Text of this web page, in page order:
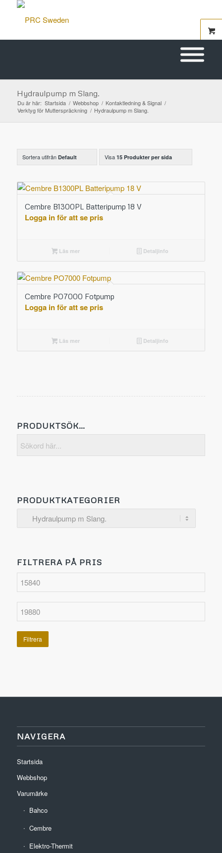
Hydraulpump m Slang.
Du är här: Startsida / Webbshop / Kontaktledning & Signal /
Verktyg för Mutterspräckning / Hydraulpump m Slang.
Sortera utifrån Default Visa 15 Produkter per sida
Cembre B1300PL Batteripump 18 V
Logga in för att se pris
Läs mer Detaljinfo
Cembre PO7000 Fotpump
Logga in för att se pris
Läs mer Detaljinfo
PRODUKTSÖK…
PRODUKTKATEGORIER
FILTRERA PÅ PRIS
Filtrera
NAVIGERA
Startsida
Webbshop
Varumärke
Bahco
Cembre
Elektro-Thermit